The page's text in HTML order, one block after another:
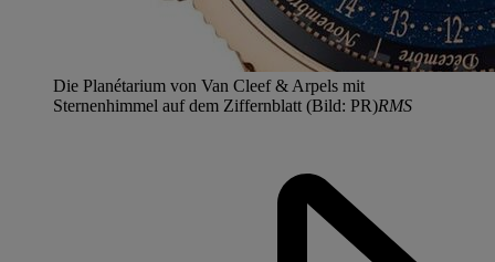
Die Planétarium von Van Cleef & Arpels mit
Sternenhimmel auf dem Ziffernblatt (Bild: PR)RMS